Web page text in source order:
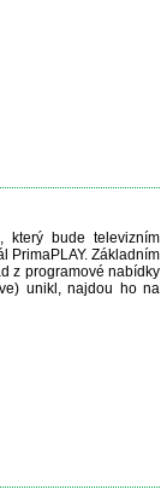
který bude televizním
PrimaPLAY. Základním
z programové nabídky
unikl, najdou ho na